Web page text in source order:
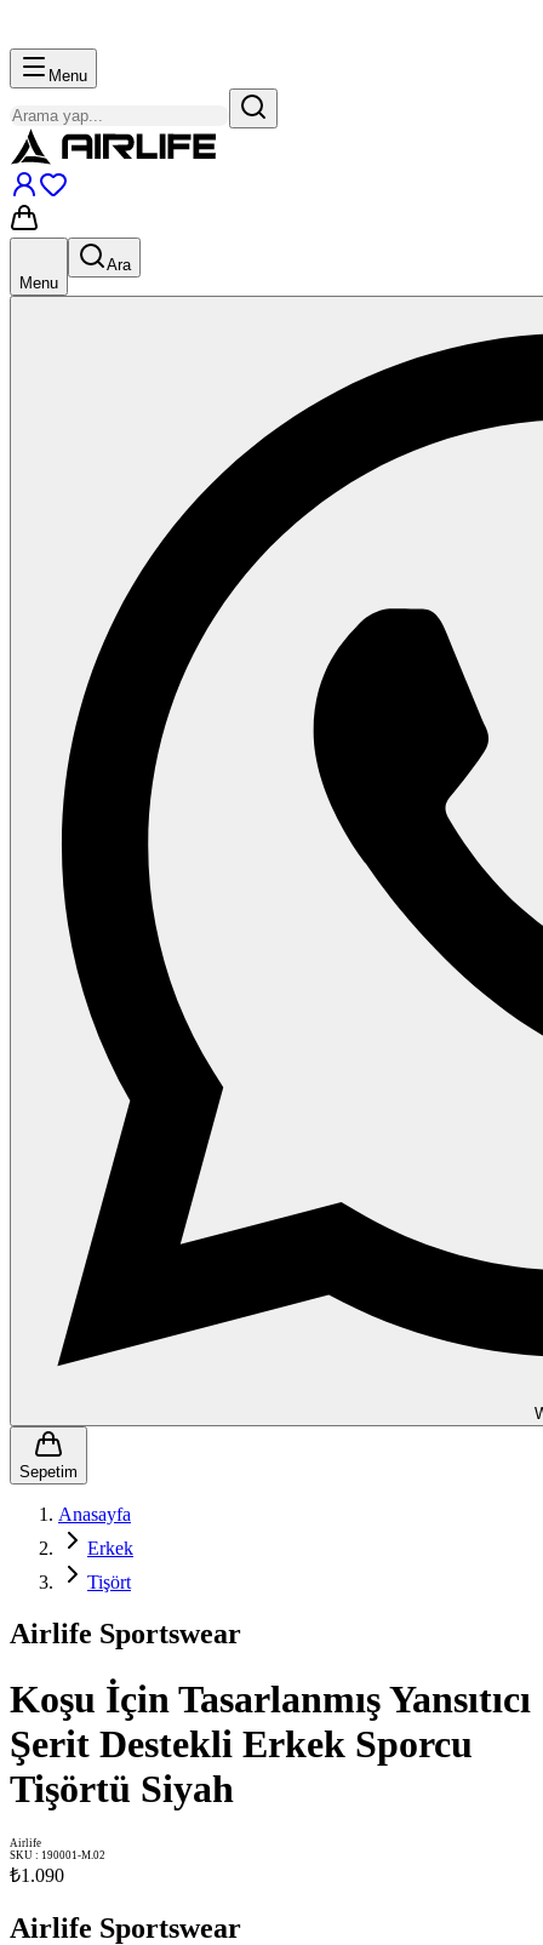
Menu
Menu
Ara
Sepetim
Anasayfa
Erkek
Tişört
Airlife Sportswear
Koşu İçin Tasarlanmış Yansıtıcı
Şerit Destekli Erkek Sporcu
Tişörtü Siyah
Airlife
SKU : 190001-M.02
₺1.090
Airlife Sportswear